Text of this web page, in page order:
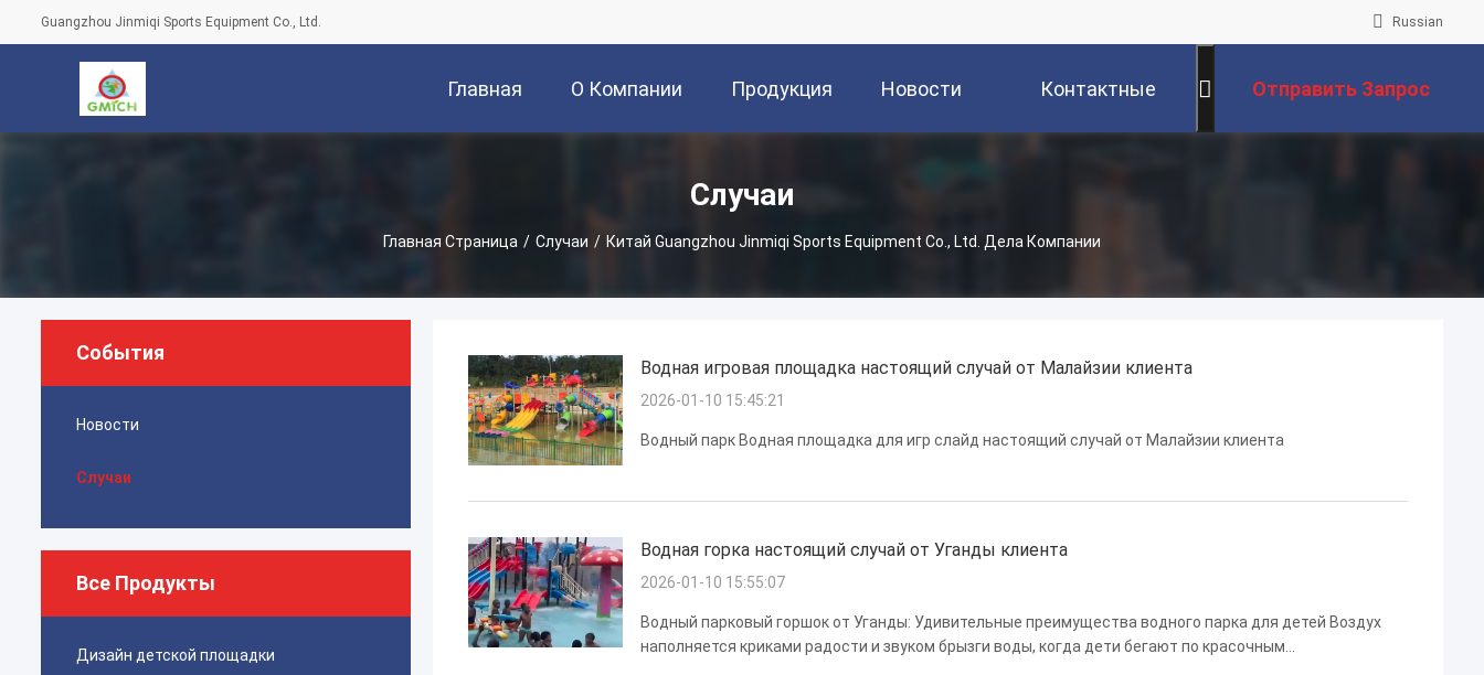
Guangzhou Jinmiqi Sports Equipment Co., Ltd. Russian
Главная О Компании Продукция Новости Контактные Отправить Запрос
Случаи
Главная Страница / Случаи / Китай Guangzhou Jinmiqi Sports Equipment Co., Ltd. Дела Компании
События
Новости
Случаи
Все Продукты
Дизайн детской площадки
Водная игровая площадка настоящий случай от Малайзии клиента
2026-01-10 15:45:21
Водный парк Водная площадка для игр слайд настоящий случай от Малайзии клиента
Водная горка настоящий случай от Уганды клиента
2026-01-10 15:55:07
Водный парковый горшок от Уганды: Удивительные преимущества водного парка для детей Воздух
наполняется криками радости и звуком брызги воды, когда дети бегают по красочным